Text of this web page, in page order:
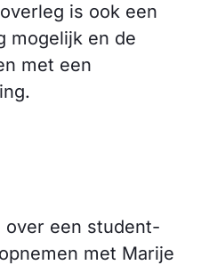
is ook een
mogelijk en de
met een
over een student-
met Marije